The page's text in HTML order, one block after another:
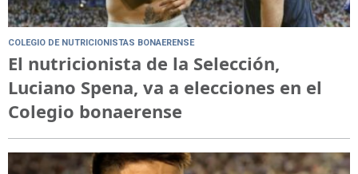
COLEGIO DE NUTRICIONISTAS BONAERENSE
El nutricionista de la Selección,
Luciano Spena, va a elecciones en el
Colegio bonaerense